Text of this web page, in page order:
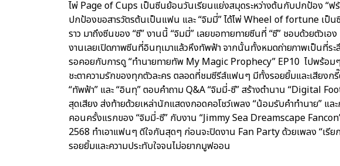
ไพ่ Page of Cups เป็นซีนย้อนวันเรียนแย่งสมุดระหว่างต้นกับปกป้อง “
ปกป้องขอสารวัตรต้นเป็นแฟน และ “จิมมี่” ได้ไพ่ Wheel of fortune เป็
ราว มาถึงซีนของ “ซี” งานนี้ “จิมมี่” เลยขอทายทายซีนที่ “ซี” ชอบด้วยตัว
งานเลยเปิดภาพซีนที่อินทุเมาแล้วหึงทัพฟ้า จากนั้นทั้งหมดถ่ายภาพเป็นที่
รอคอยกับการดู “ทำนายทายทัพ My Magic Prophecy” EP10 ไปพร้อ
ชะตาความรักของทุกตัวละคร ตลอดที่ชมซีรีส์แฟนๆ มีทั้งรอยยิ้มและเสียง
“ทัพฟ้า” และ “อินทุ” ตอบคำถาม Q&A “จิมมี่-ซี” สร้างตำนาน “Digital
สุดเสียง ส่งท้ายด้วยเหล่านักแสดงกอดคอโชว์เพลง “น้อมรับคำทำนาย” แ
คอนครั้งแรกของ “จิมมี่-ซี” กับงาน “Jimmy Sea Dreamscape
2568 ทำเอาแฟนๆ ดีใจกันสุดๆ ก่อนจะปิดงาน Fan Party ด้วยเพลง “เรี
รอยยิ้มและความประทับใจจนไม่อยากมูฟออน